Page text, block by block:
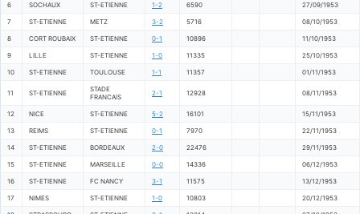
6 SOCHAUX ST-ETIENNE 1-2 6590 27/09/1953
7 ST-ETIENNE METZ 3-2 5716 08/10/1953
8 CORT ROUBAIX ST-ETIENNE 0-1 10896 11/10/1953
9 LILLE ST-ETIENNE 1-0 11335 25/10/1953
10 ST-ETIENNE TOULOUSE 1-1 11357 01/11/1953
11 ST-ETIENNE
STADE
FRANCAIS
2-1 12928 08/11/1953
12 NICE ST-ETIENNE 5-2 16101 15/11/1953
13 REIMS ST-ETIENNE 0-1 7970 22/11/1953
14 ST-ETIENNE BORDEAUX 2-0 22476 29/11/1953
15 ST-ETIENNE MARSEILLE 0-0 14336 06/12/1953
16 ST-ETIENNE FC NANCY 3-1 11575 13/12/1953
17 NIMES ST-ETIENNE 1-0 10803 20/12/1953